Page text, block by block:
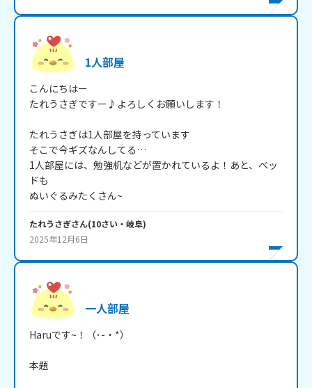
1人部屋
こんにちはー
たれうさぎですー♪よろしくお願いします！
たれうさぎは1人部屋を持っています
そこで今ギズなんしてる…
1人部屋には、勉強机などが置かれているよ！あと、ベッ
ドも
ぬいぐるみたくさん~
たれうさぎさん(10さい・ 岐阜)
2025年12月6日
一人部屋
Haruです~！（･-・*）
本題